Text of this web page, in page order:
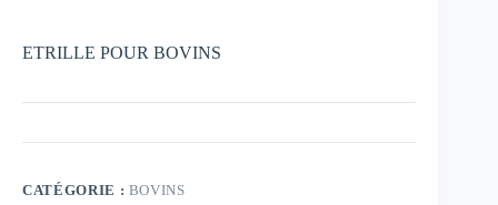
ETRILLE POUR BOVINS
CATÉGORIE : BOVINS